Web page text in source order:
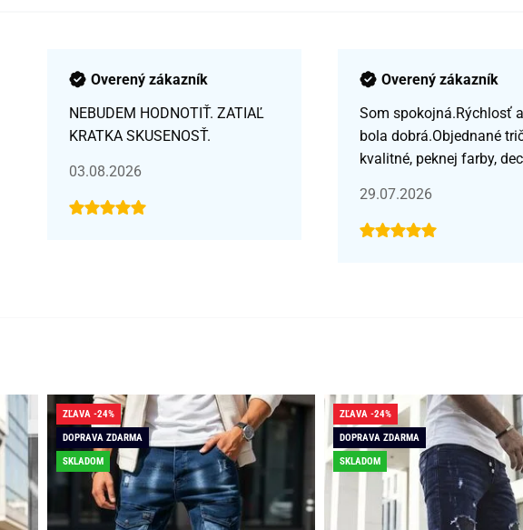
Overený zákazník
NEBUDEM HODNOTIŤ. ZATIAĽ
KRATKA SKUSENOSŤ.
03.08.2026
Overený zákazník
Som spokojná.Rýchlosť
bola dobrá.Objednané
kvalitné, peknej farby,
29.07.2026
ZĽAVA -24%
DOPRAVA ZDARMA
SKLADOM
ZĽAVA -24%
DOPRAVA ZDARMA
SKLADOM